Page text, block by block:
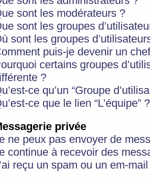
sont les modérateurs ?
sont les groupes
sont les groupes
puis-je devenir un
certains groupes
?
ce qu’un “Groupe
ce que le lien “L’équipe” ?
privée
ne peux pas envoyer de
continue à recevoir des
reçu un spam ou un em-